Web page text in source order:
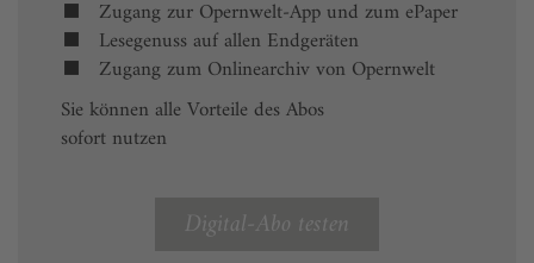
Zugang zur Opernwelt-App und zum ePaper
Lesegenuss auf allen Endgeräten
Zugang zum Onlinearchiv von Opernwelt
Sie können alle Vorteile des Abos
sofort nutzen
Digital-Abo testen